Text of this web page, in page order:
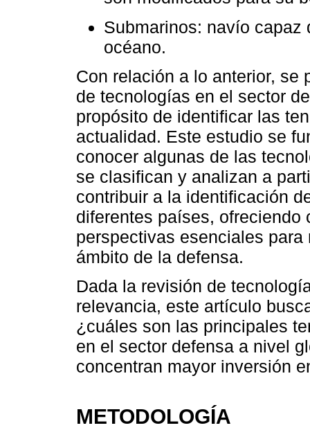
Submarinos: navío capaz
océano.
Con relación a lo anterior, se
de tecnologías en el sector
propósito de identificar las
actualidad. Este estudio se
conocer algunas de las
se clasifican y analizan a
contribuir a la identificación
diferentes países,
perspectivas esenciales
ámbito de la defensa.
Dada la revisión de
relevancia, este artículo
¿cuáles son las principales
en el sector defensa a nivel
concentran mayor inversión
METODOLOGÍA